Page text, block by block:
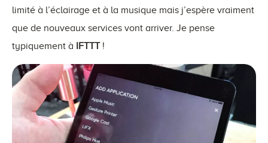
limité à l’éclairage et à la musique mais j’espère vraiment
que de nouveaux services vont arriver. Je pense
typiquement à IFTTT!